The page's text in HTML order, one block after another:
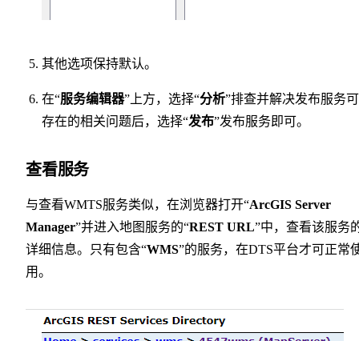
其他选项保持默认。
在“服务编辑器”上方，选择“分析”排查并解决发布服务
存在的相关问题后，选择“发布”发布服务即可。
查看服务
与查看WMTS服务类似，在浏览器打开“ArcGIS Server
Manager”并进入地图服务的“REST URL”中，查看该服务
详细信息。只有包含“WMS”的服务，在DTS平台才可正常
用。